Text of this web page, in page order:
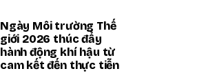
Ngày Môi trường Thế
giới 2026 thúc đẩy
hành động khí hậu từ
cam kết đến thực tiễn